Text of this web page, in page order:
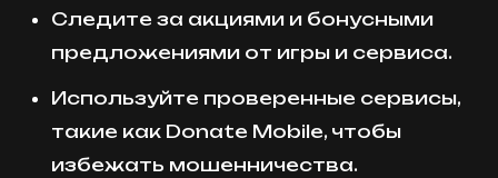
Следите за акциями и бонусными
предложениями от игры и сервиса.
Используйте проверенные сервисы,
такие как Donate Mobile, чтобы
избежать мошенничества.